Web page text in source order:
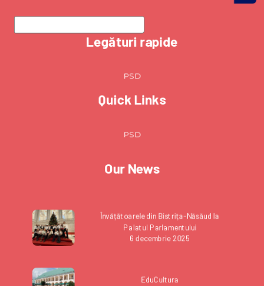
Legături rapide
PSD
Quick Links
PSD
Our News
Învățătoarele din Bistrița-Năsăud la
Palatul Parlamentului
6 decembrie 2025
EduCultura